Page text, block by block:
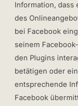
Information, dass
des
bei Facebook
seinem
den Plugins
betätigen oder
entsprechende
Facebook